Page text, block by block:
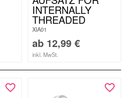
INTERNALLY
THREADED
XIA01
ab 12,99 €
inkl. MwSt.